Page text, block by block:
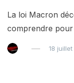
La loi Macron
comprendre
18 juillet